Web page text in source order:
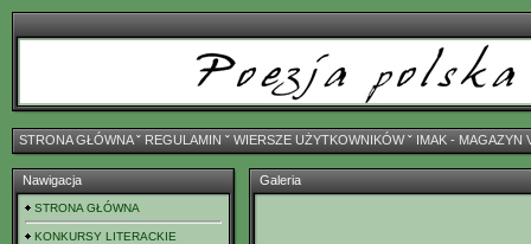
STRONA GŁÓWNAˇ REGULAMIN ˇ WIERSZE UŻYTKOWNIKÓWˇ IMAK - MAGAZYN
Nawigacja
STRONA GŁÓWNA
KONKURSY LITERACKIE
Galeria